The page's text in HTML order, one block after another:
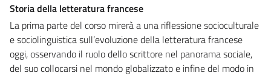
Storia della letteratura francese
La prima parte del corso mirerà a una riflessione socioculturale
e sociolinguistica sull’evoluzione della letteratura francese
oggi, osservando il ruolo dello scrittore nel panorama sociale,
del suo collocarsi nel mondo globalizzato e infine del modo in